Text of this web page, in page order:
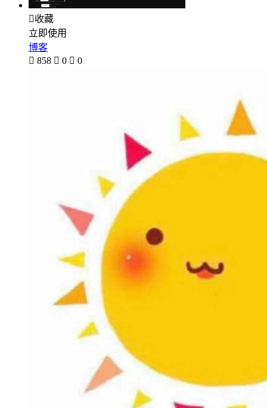
收藏
立即使用
博客
 858  0  0